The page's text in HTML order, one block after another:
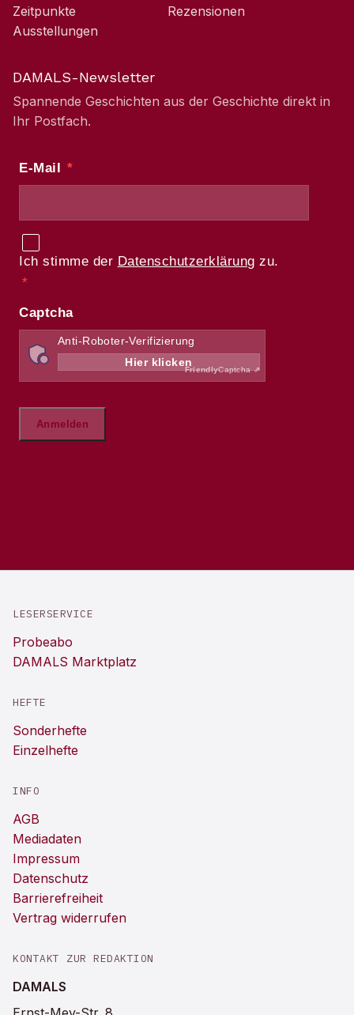
Zeitpunkte
Ausstellungen
Rezensionen
DAMALS-Newsletter
Spannende Geschichten aus der Geschichte direkt in
Ihr Postfach.
LESERSERVICE
Probeabo
DAMALS Marktplatz
HEFTE
Sonderhefte
Einzelhefte
INFO
AGB
Mediadaten
Impressum
Datenschutz
Barrierefreiheit
Vertrag widerrufen
KONTAKT ZUR REDAKTION
DAMALS